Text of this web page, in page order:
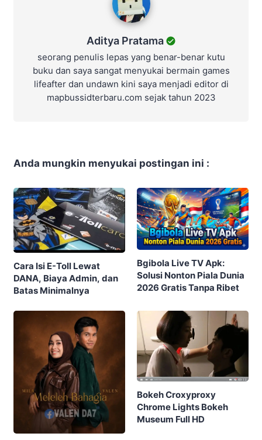
Aditya Pratama
seorang penulis lepas yang benar-benar kutu
buku dan saya sangat menyukai bermain games
lifeafter dan undawn kini saya menjadi editor di
mapbussidterbaru.com sejak tahun 2023
Anda mungkin menyukai postingan ini :
Cara Isi E-Toll Lewat
DANA, Biaya Admin, dan
Batas Minimalnya
Bgibola Live TV Apk:
Solusi Nonton Piala Dunia
2026 Gratis Tanpa Ribet
Bokeh Croxyproxy
Chrome Lights Bokeh
Museum Full HD